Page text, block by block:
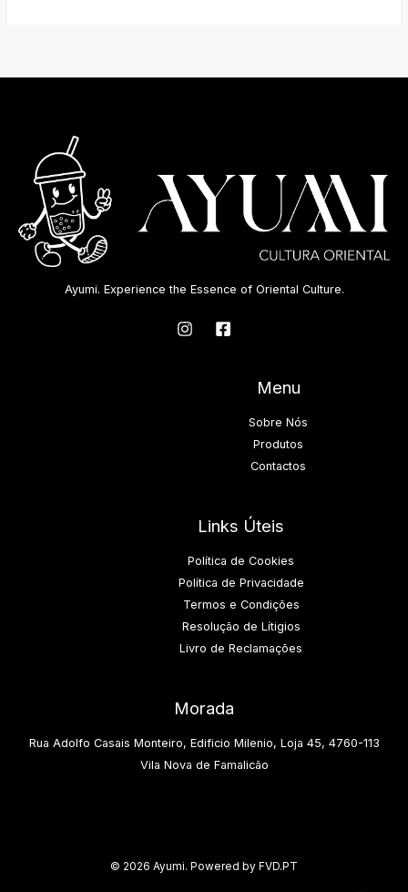
Ayumi. Experience the Essence of Oriental Culture.
Menu
Sobre Nós
Produtos
Contactos
Links Úteis
Política de Cookies
Política de Privacidade
Termos e Condições
Resolução de Lítigios
Livro de Reclamações
Morada
Rua Adolfo Casais Monteiro, Edificio Milenio, Loja 45, 4760-113
Vila Nova de Famalicão
© 2026 Ayumi. Powered by FVD.PT